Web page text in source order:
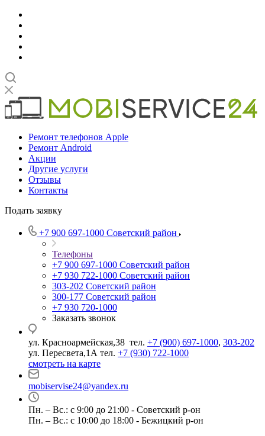
Ремонт телефонов Apple
Ремонт Android
Акции
Другие услуги
Отзывы
Контакты
Подать заявку
+7 900 697-1000 Советский район
Телефоны
+7 900 697-1000 Советский район
+7 930 722-1000 Советский район
303-202 Советский район
300-177 Советский район
+7 930 720-1000
Заказать звонок
ул. Красноармейская,38 тел. +7 (900) 697-1000, 303-202
ул. Пересвета,1А тел. +7 (930) 722-1000
смотреть на карте
mobiservise24@yandex.ru
Пн. – Вс.: с 9:00 до 21:00 - Советский р-он
Пн. – Вс.: с 10:00 до 18:00 - Бежицкий р-он